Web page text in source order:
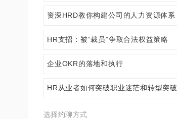
资深HRD教你构建公司的人力资源体系
HR支招：被“裁员”争取合法权益策略
企业OKR的落地和执行
HR从业者如何突破职业迷茫和转型突破
选择约聊方式